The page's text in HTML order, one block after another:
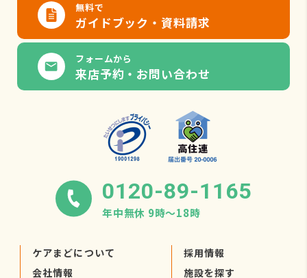
無料で
ガイドブック・資料請求
フォームから
来店予約・お問い合わせ
0120-89-1165
年中無休 9時〜18時
ケアまどについて
会社情報
採用情報
施設を探す